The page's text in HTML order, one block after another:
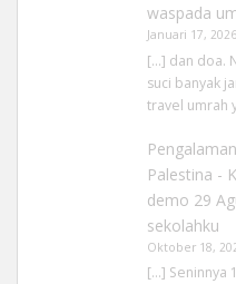
waspada
Januari 17, 2026
[…] dan doa.
suci banyak
travel umrah
Palestina -
demo 29
sekolahku
Oktober 18,
[…] Seninnya